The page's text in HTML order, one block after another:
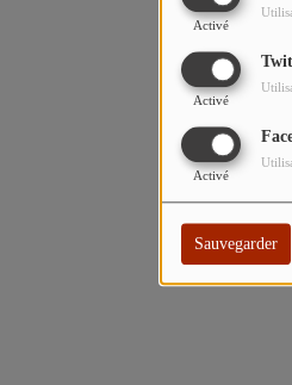
Activé
Activé
Activé
Sauvegarder